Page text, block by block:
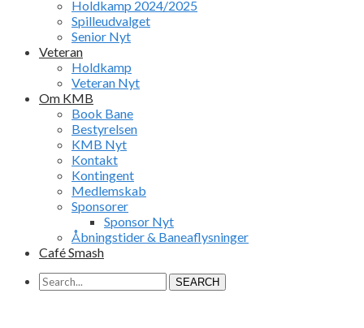
Holdkamp 2024/2025
Spilleudvalget
Senior Nyt
Veteran
Holdkamp
Veteran Nyt
Om KMB
Book Bane
Bestyrelsen
KMB Nyt
Kontakt
Kontingent
Medlemskab
Sponsorer
Sponsor Nyt
Åbningstider & Baneaflysninger
Café Smash
SEARCH